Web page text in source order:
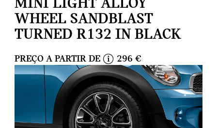
MINI LIGHT ALLOY
WHEEL SANDBLAST
TURNED R132 IN BLACK
PREÇO A PARTIR DE
i
n
f
o
296 €